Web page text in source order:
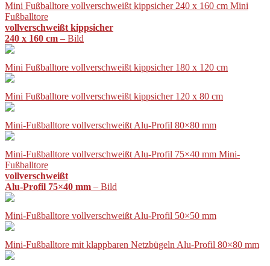
Mini Fußballtore vollverschweißt kippsicher 240 x 160 cm Mini
Fußballtore
vollverschweißt kippsicher
240 x 160 cm – Bild
Mini Fußballtore vollverschweißt kippsicher 180 x 120 cm
Mini Fußballtore vollverschweißt kippsicher 120 x 80 cm
Mini-Fußballtore vollverschweißt Alu-Profil 80×80 mm
Mini-Fußballtore vollverschweißt Alu-Profil 75×40 mm Mini-
Fußballtore
vollverschweißt
Alu-Profil 75×40 mm – Bild
Mini-Fußballtore vollverschweißt Alu-Profil 50×50 mm
Mini-Fußballtore mit klappbaren Netzbügeln Alu-Profil 80×80 mm